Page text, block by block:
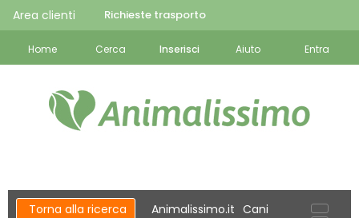
Area clienti Richieste trasporto
Home Cerca Inserisci Aiuto Entra
Torna alla ricerca Animalissimo.it Cani